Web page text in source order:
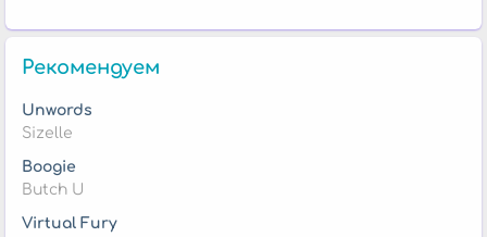
Рекомендуем
Unwords
Sizelle
Boogie
Butch U
Virtual Fury